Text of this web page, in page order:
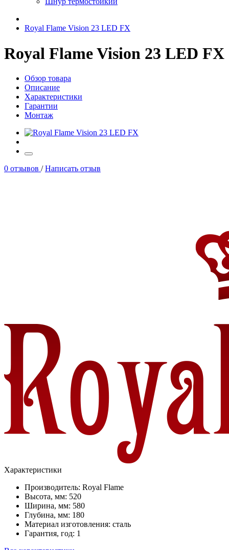
Royal Flame Vision 23 LED FX
Royal Flame Vision 23 LED FX
Обзор товара
Описание
Характеристики
Гарантии
Монтаж
0 отзывов /Написать отзыв
Характеристики
Производитель: Royal Flame
Высота, мм: 520
Ширина, мм: 580
Глубина, мм: 180
Материал изготовления: сталь
Гарантия, год: 1